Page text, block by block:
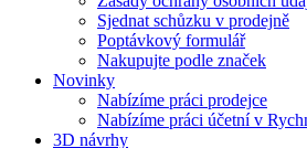
Sjednat schůzku v prodejně
Poptávkový formulář
Nakupujte podle značek
Novinky
Nabízíme práci prodejce
Nabízíme práci účetní v
3D návrhy